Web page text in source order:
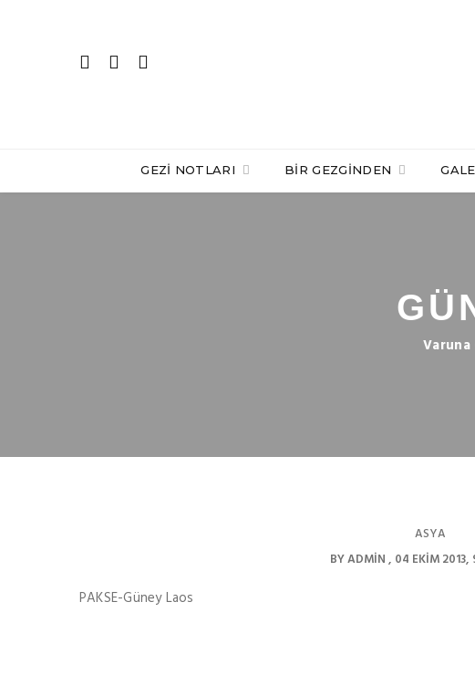
GEZI NOTLARI BIR GEZGINDEN
Varuna
ASYA
BYADMIN 04 EKIM 2013
PAKSE-Güney Laos